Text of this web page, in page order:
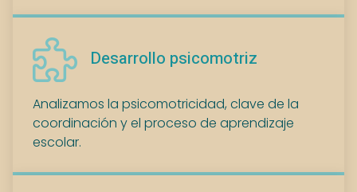
Desarrollo psicomotriz
Analizamos la psicomotricidad, clave de la
coordinación y el proceso de aprendizaje
escolar.